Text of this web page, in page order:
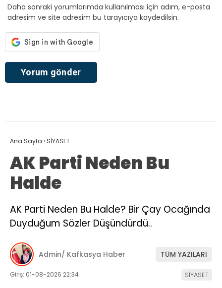
Daha sonraki yorumlarımda kullanılması için adım, e-posta
adresim ve site adresim bu tarayıcıya kaydedilsin.
Ana Sayfa › SİYASET
AK Parti Neden Bu
Halde
AK Parti Neden Bu Halde? Bir Çay Ocağında
Duyduğum Sözler Düşündürdü..
Admin/ Kafkasya Haber TÜM YAZILARI
Giriş: 01-08-2026 22:34 SİYASET